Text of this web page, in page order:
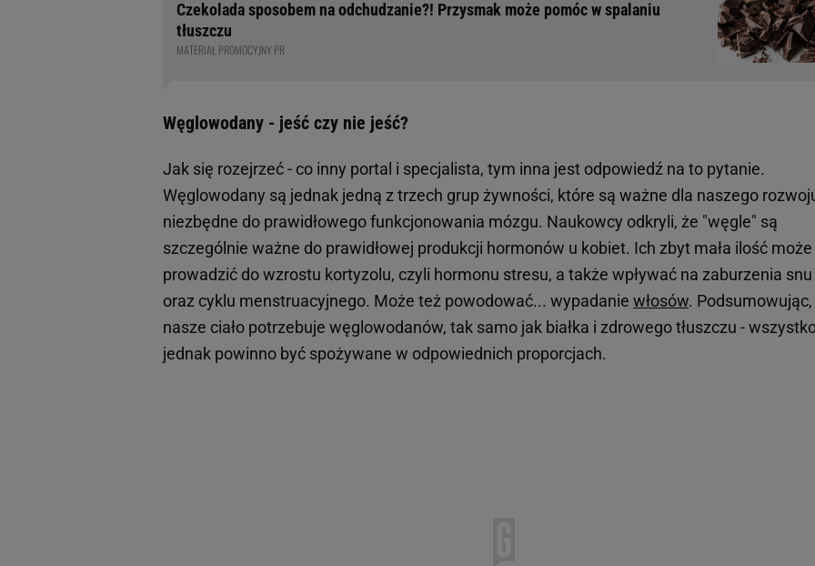
Czekolada sposobem na odchudzanie?! Przysmak może pomóc w spalaniu
tłuszczu
MATERIAŁ PROMOCYJNY PR
Węglowodany - jeść czy nie jeść?
Jak się rozejrzeć - co inny portal i specjalista, tym inna jest odpowiedź na to pytanie.
Węglowodany są jednak jedną z trzech grup żywności, które są ważne dla naszego
niezbędne do prawidłowego funkcjonowania mózgu. Naukowcy odkryli, że "węgle" są
szczególnie ważne do prawidłowej produkcji hormonów u kobiet. Ich zbyt mała ilość może
prowadzić do wzrostu kortyzolu, czyli hormonu stresu, a także wpływać na zaburzenia snu
oraz cyklu menstruacyjnego. Może też powodować... wypadanie włosów. Podsumowując,
nasze ciało potrzebuje węglowodanów, tak samo jak białka i zdrowego tłuszczu -
jednak powinno być spożywane w odpowiednich proporcjach.